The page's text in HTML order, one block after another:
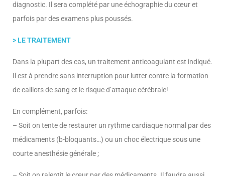
diagnostic. Il sera complété par une échographie du cœur et
parfois par des examens plus poussés.
> LE TRAITEMENT
Dans la plupart des cas, un traitement anticoagulant est indiqué.
Il est à prendre sans interruption pour lutter contre la formation
de caillots de sang et le risque d’attaque cérébrale!
En complément, parfois:
– Soit on tente de restaurer un rythme cardiaque normal par des
médicaments (b-bloquants…) ou un choc électrique sous une
courte anesthésie générale ;